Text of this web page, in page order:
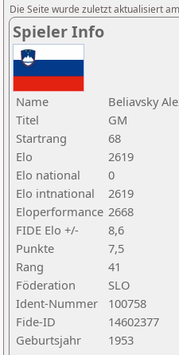
Die Seite wurde zuletzt aktualisiert
Spieler Info
Name
Beliavsky
Titel
GM
Startrang
68
Elo
2619
Elo national
0
Elo intnational
2619
Eloperformance 2668
FIDE Elo +/-
8,6
Punkte
7,5
Rang
41
Föderation
SLO
Ident-Nummer
100758
Fide-ID
14602377
Geburtsjahr
1953